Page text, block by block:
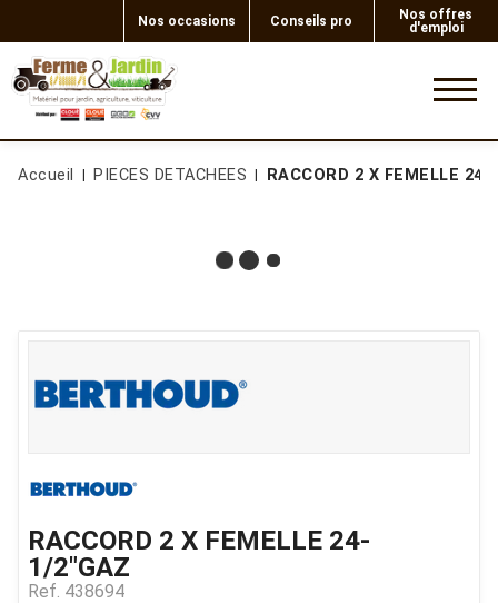
Nos occasions Conseils pro
Nos offres
d'emploi
Accueil PIECES DETACHEES RACCORD 2 X FEMELLE
RACCORD 2 X FEMELLE 24-
1/2"GAZ
Ref. 438694